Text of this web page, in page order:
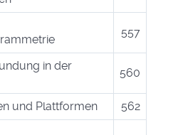
557
in der
560
und Plattformen 562